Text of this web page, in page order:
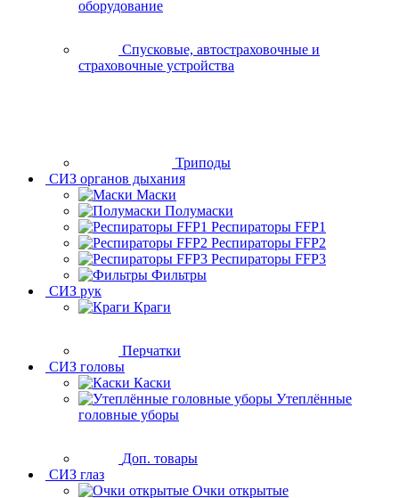
оборудование
Спусковые, автостраховочные и
страховочные устройства
Триподы
СИЗ органов дыхания
Маски
Полумаски
Респираторы FFP1
Респираторы FFP2
Респираторы FFP3
Фильтры
СИЗ рук
Краги
Перчатки
СИЗ головы
Каски
Утеплённые
головные уборы
Доп. товары
СИЗ глаз
Очки открытые